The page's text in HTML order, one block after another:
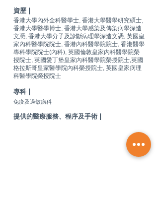
資歷 |
香港大學內外全科醫學士, 香港大學醫學研究碩士,
香港大學醫學博士, 香港大學感染及傳染病學深造
文憑, 香港大學分子及診斷病理學深造文憑, 英國皇
家內科醫學院院士, 香港內科醫學院院士, 香港醫學
專科學院院士(內科), 英國倫敦皇家內科醫學院榮
授院士, 英國愛丁堡皇家內科醫學院榮授院士,英國
格拉斯哥皇家醫學院內科榮授院士, 英國皇家病理
科醫學院榮授院士
專科 |
免疫及過敏病科
提供的醫療服務、程序及手術 |